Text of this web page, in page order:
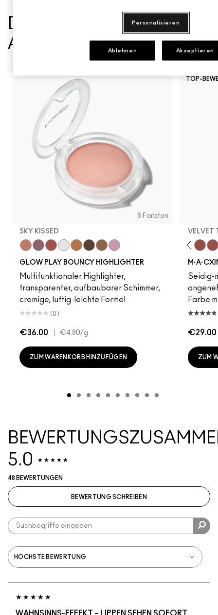
DAS KÖNNTE IHNEN
AUCH GEFALLEN
8 Farbton
SKY KISSED
GLOW PLAY BOUNCY HIGHLIGHTER
Multifunktionaler Highlighter,
transparenter, aufbaubarer Schimmer,
cremige, luftig-leichte Formel
(0)
€36.00 €4.80/g
ZUM WARENKORB HINZUFÜGEN
TOP-
VELVET
Seidig-
Farbe
€29.00
ZUM
5.0
48 BEWERTUNGEN
BEWERTUNG SCHREIBEN
WAHNSINNS-EFFEKT – LIPPEN SEHEN SOFORT
Personalisieren
Ablehnen Akzeptieren